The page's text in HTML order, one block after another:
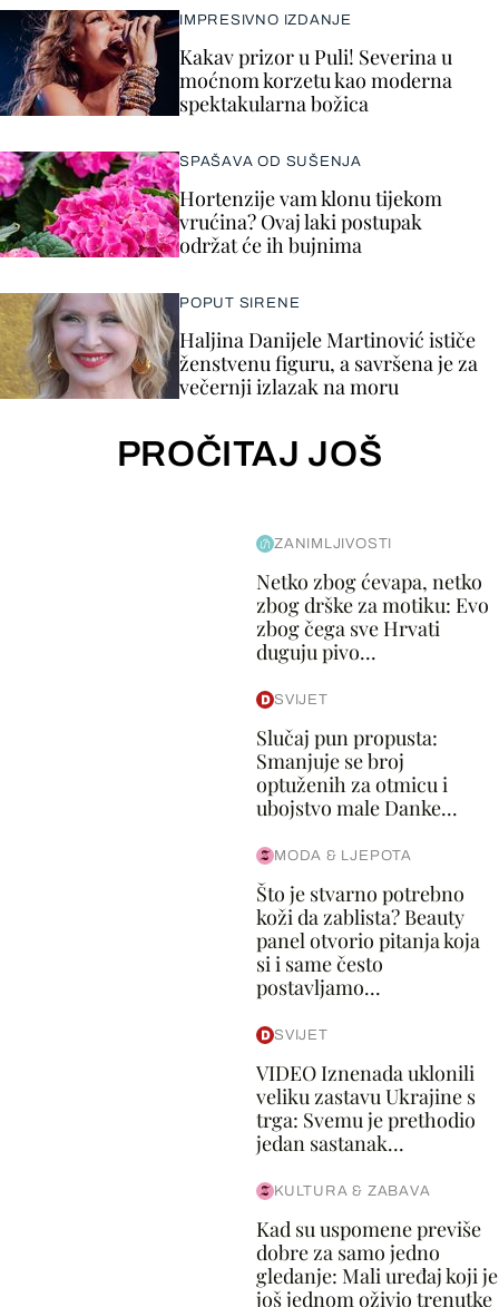
IMPRESIVNO IZDANJE
Kakav prizor u Puli! Severina u
moćnom korzetu kao moderna
spektakularna božica
SPAŠAVA OD SUŠENJA
Hortenzije vam klonu tijekom
vrućina? Ovaj laki postupak
održat će ih bujnima
POPUT SIRENE
Haljina Danijele Martinović ističe
ženstvenu figuru, a savršena je za
večernji izlazak na moru
PROČITAJ JOŠ
ZANIMLJIVOSTI
Netko zbog ćevapa, netko
zbog drške za motiku: Evo
zbog čega sve Hrvati
duguju pivo...
SVIJET
Slučaj pun propusta:
Smanjuje se broj
optuženih za otmicu i
ubojstvo male Danke...
MODA & LJEPOTA
Što je stvarno potrebno
koži da zablista? Beauty
panel otvorio pitanja koja
si i same često
postavljamo...
SVIJET
VIDEO Iznenada uklonili
veliku zastavu Ukrajine s
trga: Svemu je prethodio
jedan sastanak...
KULTURA & ZABAVA
Kad su uspomene previše
dobre za samo jedno
gledanje: Mali uređaj koji je
još jednom oživio trenutke